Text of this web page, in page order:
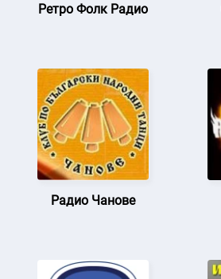
Ретро Фолк Радио
Радио Чанове